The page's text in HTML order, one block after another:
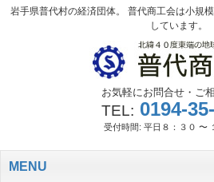
岩手県普代村の経済団体。 普代商工会は小規
しています。
お気軽にお問合せ・ご
TEL: 0194-
受付時間: 平日８：３０ 〜
MENU